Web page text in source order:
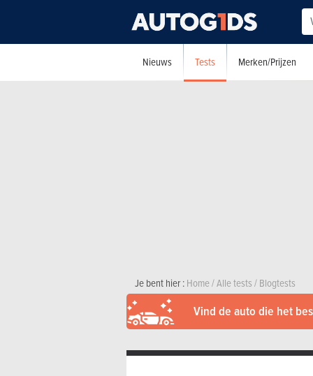
Nieuws Tests Merken/Prijzen
Je bent hier :Home/Alle tests/Blogtests
Vind de auto die het